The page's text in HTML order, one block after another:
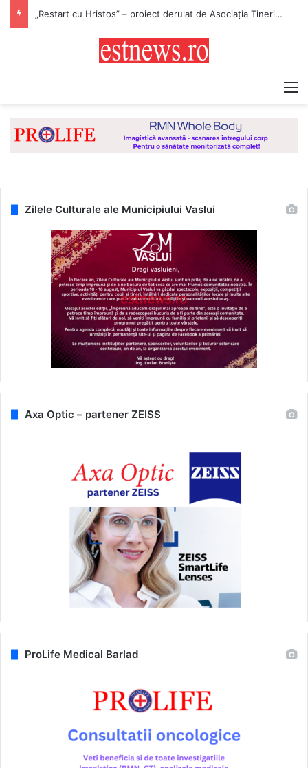
„Restart cu Hristos” – proiect derulat de Asociația Tinerilor Ortodocși Vaslui
Zilele Culturale ale Municipiului Vaslui
Axa Optic – partener ZEISS
ProLife Medical Barlad